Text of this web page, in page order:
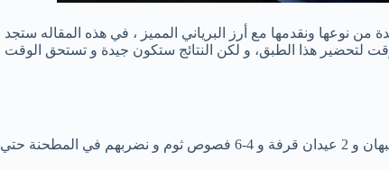
نوعها ونقدمها مع أرز البرياني المميز ، في هذه المقاله ستجد
لتحضير هذا الطبق، و لكن النتائج ستكون جيدة و تستحق الوقت
1- أولاً, 2 معلقة كزبرة بودرة، نصف معلقة كمون و 4 حبات حبهان و 2 عيدان قرفة و 4-6 فصوص ثوم و نضربهم في المطحنة حتي